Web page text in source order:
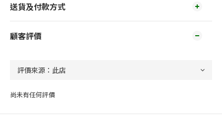
送貨及付款方式
顧客評價
尚未有任何評價